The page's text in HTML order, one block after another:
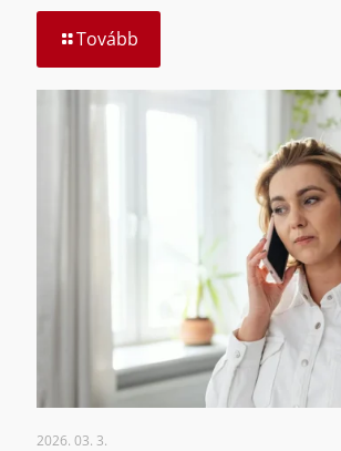
Tovább
2026. 03. 3.